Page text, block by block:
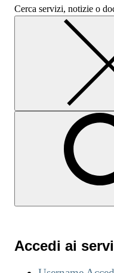
Cerca servizi, notizie o
Accedi ai